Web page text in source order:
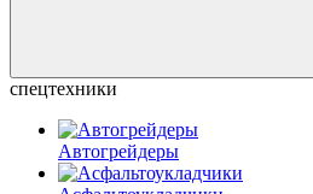
спецтехники
Автогрейдеры